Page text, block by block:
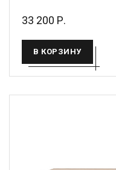
33 200 Р.
В КОРЗИНУ